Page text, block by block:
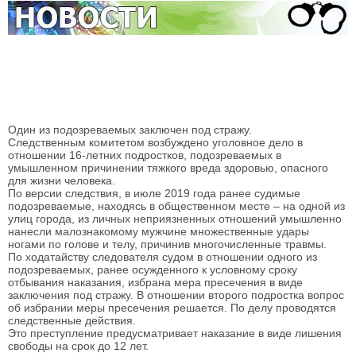
Один из подозреваемых заключен под стражу.
Следственным комитетом возбуждено уголовное дело в
отношении 16-летних подростков, подозреваемых в
умышленном причинении тяжкого вреда здоровью, опасного
для жизни человека.
По версии следствия, в июле 2019 года ранее судимые
подозреваемые, находясь в общественном месте – на одной из
улиц города, из личных неприязненных отношений умышленно
нанесли малознакомому мужчине множественные удары
ногами по голове и телу, причинив многочисленные травмы.
По ходатайству следователя судом в отношении одного из
подозреваемых, ранее осужденного к условному сроку
отбывания наказания, избрана мера пресечения в виде
заключения под стражу. В отношении второго подростка вопрос
об избрании меры пресечения решается. По делу проводятся
следственные действия.
Это преступление предусматривает наказание в виде лишения
свободы на срок до 12 лет.